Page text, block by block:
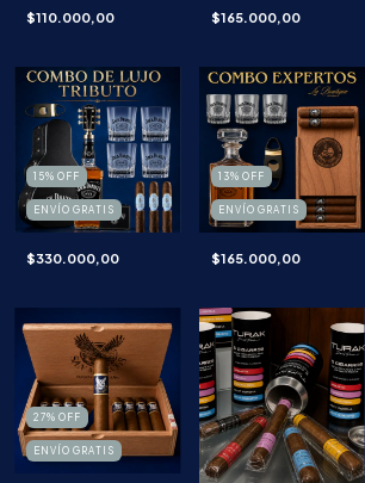
$110.000,00 $165.000,00
15%OFF
ENVÍO GRATIS
$330.000,00
13% OFF
ENVÍO GRATIS
$165.000,00
27%OFF
ENVÍO GRATIS